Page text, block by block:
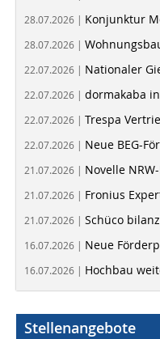
28.07.2026 | Konjunktur
28.07.2026 |
22.07.2026 | Nationaler
22.07.2026 | dormakaba
22.07.2026 | Trespa
22.07.2026 | Neue BEG-
21.07.2026 | Novelle
21.07.2026 | Fronius
21.07.2026 | Schüco
16.07.2026 | Neue
16.07.2026 | Hochbau
Stellenangebote